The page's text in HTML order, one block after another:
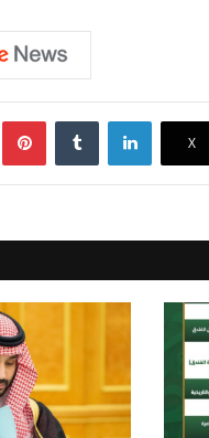
‫X
لينكدإن